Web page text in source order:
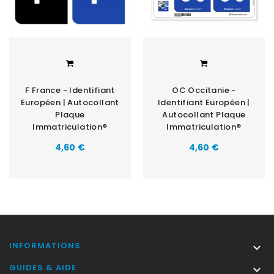
F France - Identifiant
Européen | Autocollant
Plaque
Immatriculation®
Prix
4,60 €
OC Occitanie -
Identifiant Européen |
Autocollant Plaque
Immatriculation®
Prix
4,60 €
INFORMATIONS 
GUIDES & AIDE 